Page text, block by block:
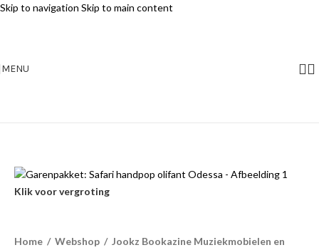
Skip to navigation Skip to main content
MENU
Klik voor vergroting
Home / Webshop / Jookz Bookazine Muziekmobielen en